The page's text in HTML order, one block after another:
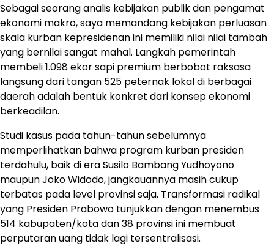
Sebagai seorang analis kebijakan publik dan pengamat
ekonomi makro, saya memandang kebijakan perluasan
skala kurban kepresidenan ini memiliki nilai nilai tambah
yang bernilai sangat mahal. Langkah pemerintah
membeli 1.098 ekor sapi premium berbobot raksasa
langsung dari tangan 525 peternak lokal di berbagai
daerah adalah bentuk konkret dari konsep ekonomi
berkeadilan.
Studi kasus pada tahun-tahun sebelumnya
memperlihatkan bahwa program kurban presiden
terdahulu, baik di era Susilo Bambang Yudhoyono
maupun Joko Widodo, jangkauannya masih cukup
terbatas pada level provinsi saja. Transformasi radikal
yang Presiden Prabowo tunjukkan dengan menembus
514 kabupaten/kota dan 38 provinsi ini membuat
perputaran uang tidak lagi tersentralisasi.